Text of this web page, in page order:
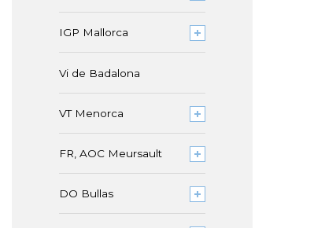
IGP Mallorca
Vi de Badalona
VT Menorca
FR, AOC Meursault
DO Bullas